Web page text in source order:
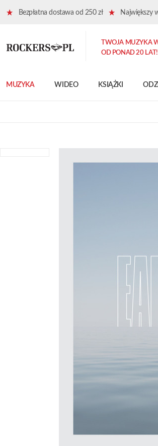
Bezpłatna dostawa od 250 zł Największy
MUZYKA WIDEO KSIĄŻKI
TWOJA MUZYKA
OD PONAD 20 LAT!